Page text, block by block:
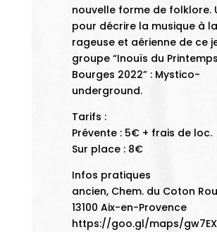
nouvelle forme de folklore.
pour décrire la musique à
rageuse et aérienne de ce
groupe “Inouïs du
Bourges 2022” : Mystico-
underground.
Tarifs :
Prévente : 5€ + frais de loc.
Sur place : 8€
Infos pratiques
ancien, Chem. du Coton
13100 Aix-en-Provence
https://goo.gl/maps/